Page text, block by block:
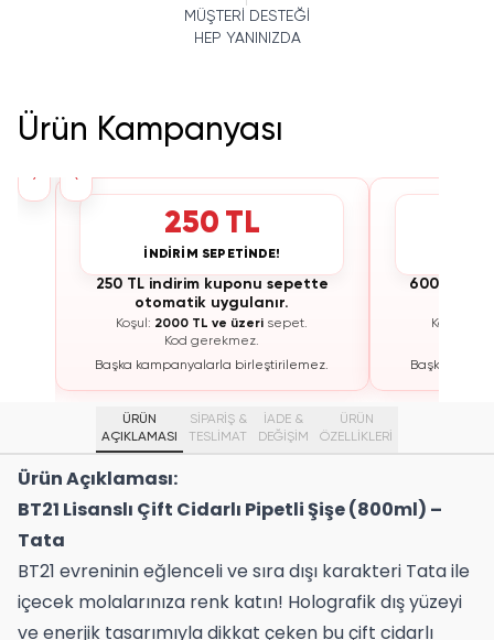
MÜŞTERİ DESTEĞİ
HEP YANINIZDA
Ürün Kampanyası
‹
›
250 TL
İNDİRİM SEPETİNDE!
250 TL indirim kuponu sepette
otomatik uygulanır.
Koşul: 2000 TL ve üzeri sepet.
Kod gerekmez.
Başka kampanyalarla birleştirilemez.
600 TL
Koşul:
Başka
ÜRÜN
AÇIKLAMASI
SİPARİŞ &
TESLİMAT
İADE &
DEĞİŞİM
ÜRÜN
ÖZELLIKLERI
Ürün Açıklaması:
BT21 Lisanslı Çift Cidarlı Pipetli Şişe (800ml) –
Tata
BT21 evreninin eğlenceli ve sıra dışı karakteri Tata ile
içecek molalarınıza renk katın! Holografik dış yüzeyi
ve enerjik tasarımıyla dikkat çeken bu çift cidarlı